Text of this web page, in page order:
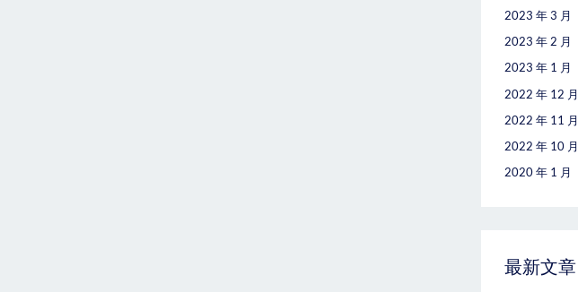
2023 年 3 月
2023 年 2 月
2023 年 1 月
2022 年 12 月
2022 年 11 月
2022 年 10 月
2020 年 1 月
最新文章